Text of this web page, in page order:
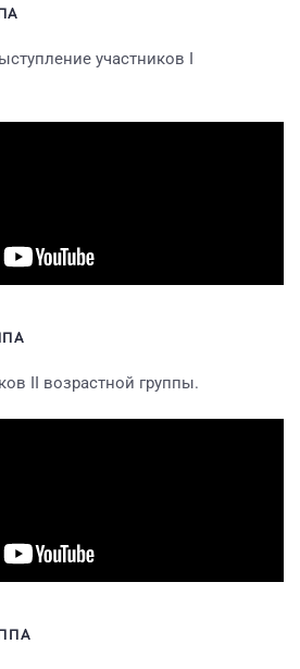
участников I
II возрастной группы.